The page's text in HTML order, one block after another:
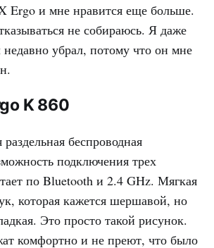
Ergo и мне нравится еще больше.
не собираюсь. Я даже
недавно убрал, потому что он мне
K 860
беспроводная
подключения трех
по Bluetooth и 2.4 GHz. Мягкая
которая кажется шершавой, но
Это просто такой рисунок.
комфортно и не преют, что было